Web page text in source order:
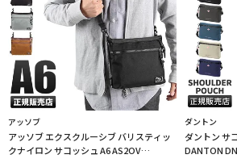
アッソブ
アッソブ エクスクルーシブ バリスティッ
クナイロン サコッシュ A6 AS2OV
ダントン
ダントン サ
DANTON